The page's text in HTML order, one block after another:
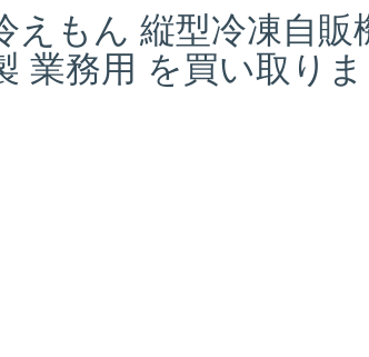
えもん 縦型冷凍自販
業務用 を買い取り